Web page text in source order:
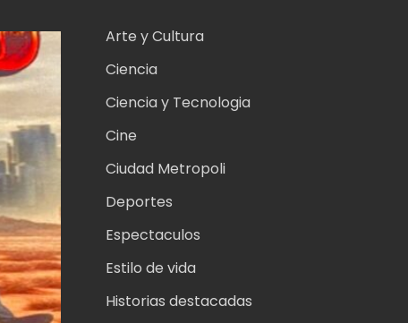
Arte y Cultura
Ciencia
Ciencia y Tecnologia
Cine
Ciudad Metropoli
Deportes
Espectaculos
Estilo de vida
Historias destacadas